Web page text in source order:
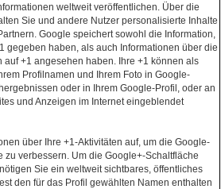
weltweit veröffentlichen. Über die
Sie und andere Nutzer personalisierte Inhalte
Google speichert sowohl die Information,
gegeben haben, als auch Informationen über die
auf +1 angesehen haben. Ihre +1 können als
Profilnamen und Ihrem Foto in Google-
oder in Ihrem Google-Profil, oder an
und Anzeigen im Internet eingeblendet
über Ihre +1-Aktivitäten auf, um die Google-
zu verbessern. Um die Google+-Schaltfläche
Sie ein weltweit sichtbares, öffentliches
den für das Profil gewählten Namen enthalten